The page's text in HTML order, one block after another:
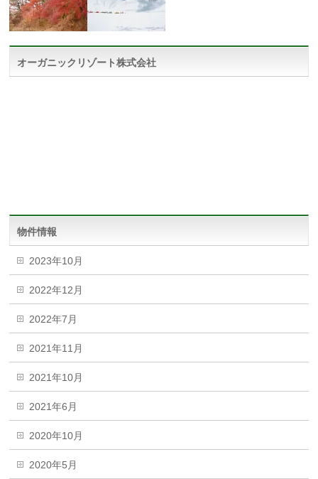
オーガニックリゾート株式会社
物件情報
2023年10月
2022年12月
2022年7月
2021年11月
2021年10月
2021年6月
2020年10月
2020年5月